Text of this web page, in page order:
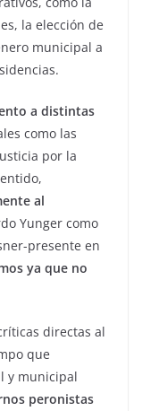
la elección de
municipal a
a distintas
como las
por la
al
Yunger como
presente en
ya que no
directas al
que
y municipal
peronistas